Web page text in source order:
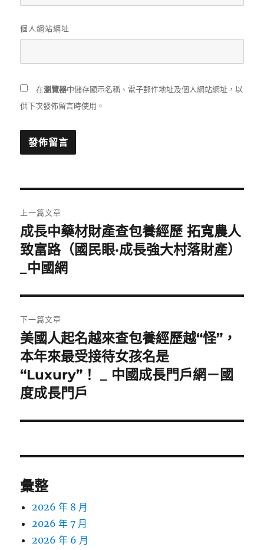
個人網站網址
在瀏覽器中儲存顯示名稱、電子郵件地址及個人網站網址，以
供下次發佈留言時使用。
章
導
覽
上一篇文章
上
一
篇
章:
成長中藥材財產查包養經歷 拓寬農人
致富路（國民眼·成長強大村落財產）
_中國網
下一篇文章
下
一
篇
文
章:
美國人起名越來查包養經歷越“怪”，
本年來最受接待女孩名是
“Luxury”！ _ 中國成長門戶網－國
度成長門戶
彙整
2026 年 8 月
2026 年 7 月
2026 年 6 月